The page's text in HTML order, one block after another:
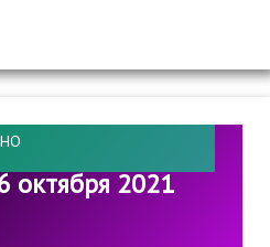
октября 2021